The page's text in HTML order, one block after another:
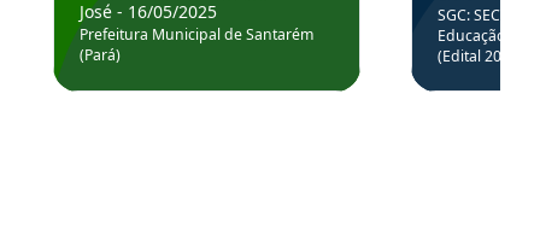
Hoje estou atuando na
Prefeitura de Santarém.
José - 16/05/2025
Prefeitura Municipal de Santarém
(Pará)
colocar
através
de
SGC: SEC BA
Educação
(Edital